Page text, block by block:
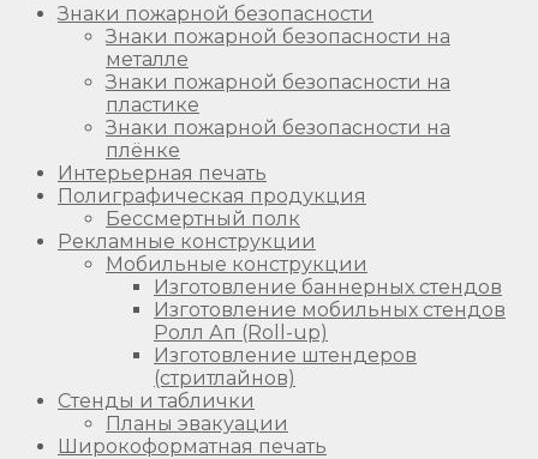
Знаки пожарной безопасности
Знаки пожарной безопасности на
металле
Знаки пожарной безопасности на
пластике
Знаки пожарной безопасности на
плёнке
Интерьерная печать
Полиграфическая продукция
Бессмертный полк
Рекламные конструкции
Мобильные конструкции
Изготовление баннерных стендов
Изготовление мобильных стендов
Ролл Ап (Roll-up)
Изготовление штендеров
(стритлайнов)
Стенды и таблички
Планы эвакуации
Широкоформатная печать